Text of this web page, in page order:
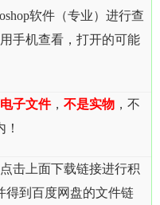
软件（专业）进行查
手机查看，打开的可能
电子文件， 不是实物 ，不
！
击上面下载链接进行积
得到百度网盘的文件链